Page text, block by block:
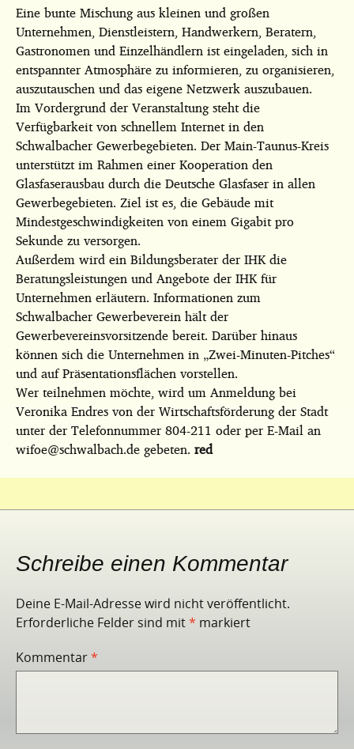
Eine bunte Mischung aus kleinen und großen
Unternehmen, Dienstleistern, Handwerkern, Beratern,
Gastronomen und Einzelhändlern ist eingeladen, sich in
entspannter Atmosphäre zu informieren, zu organisieren,
auszutauschen und das eigene Netzwerk auszubauen.
Im Vordergrund der Veranstaltung steht die
Verfügbarkeit von schnellem Internet in den
Schwalbacher Gewerbegebieten. Der Main-Taunus-Kreis
unterstützt im Rahmen einer Kooperation den
Glasfaserausbau durch die Deutsche Glasfaser in allen
Gewerbegebieten. Ziel ist es, die Gebäude mit
Mindestgeschwindigkeiten von einem Gigabit pro
Sekunde zu versorgen.
Außerdem wird ein Bildungsberater der IHK die
Beratungsleistungen und Angebote der IHK für
Unternehmen erläutern. Informationen zum
Schwalbacher Gewerbeverein hält der
Gewerbevereinsvorsitzende bereit. Darüber hinaus
können sich die Unternehmen in „Zwei-Minuten-Pitches“
und auf Präsentationsflächen vorstellen.
Wer teilnehmen möchte, wird um Anmeldung bei
Veronika Endres von der Wirtschaftsförderung der Stadt
unter der Telefonnummer 804-211 oder per E-Mail an
wifoe@schwalbach.de gebeten. red
Schreibe einen Kommentar
Deine E-Mail-Adresse wird nicht veröffentlicht.
Erforderliche Felder sind mit* markiert
Kommentar*